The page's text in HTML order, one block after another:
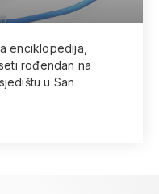
enciklopedija,
rođendan na
u San